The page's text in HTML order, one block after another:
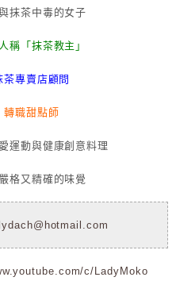
抹茶中毒的女子
稱「抹茶教主」
茶專賣店顧問
轉職甜點師
運動與健康創意料理
格又精確的味覺
c/LadyMoko